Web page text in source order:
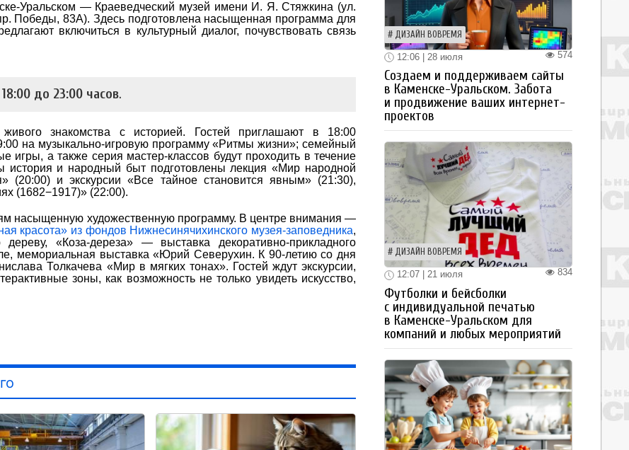
Уральском — Краеведческий музей имени И. Я. Стяжкина (ул.
Победы, 83А). Здесь подготовлена насыщенная программа для
включиться в культурный диалог, почувствовать связь
18:00 до 23:00 часов.
живого знакомства с историей. Гостей приглашают в 18:00
на музыкально-игровую программу «Ритмы жизни»; семейный
игры, а также серия мастер-классов будут проходить в течение
история и народный быт подготовлены лекция «Мир народной
(20:00) и экскурсии «Все тайное становится явным» (21:30),
(1682−1917)» (22:00).
насыщенную художественную программу. В центре внимания —
красота» из фондов Нижнесинячихинского музея-заповедника,
«Коза-дереза» — выставка декоративно-прикладного
мемориальная выставка «Юрий Северухин. К 90-летию со дня
Толкачева «Мир в мягких тонах». Гостей ждут экскурсии,
зоны, как возможность не только увидеть искусство,
ДИЗАЙН ВОВРЕМЯ
574
12:06 | 28 июля
Создаем и поддерживаем сайты
в Каменске-Уральском. Забота
и продвижение ваших интернет-
проектов
ДИЗАЙН ВОВРЕМЯ
834
12:07 | 21 июля
Футболки и бейсболки
с индивидуальной печатью
в Каменске-Уральском для
компаний и любых мероприятий